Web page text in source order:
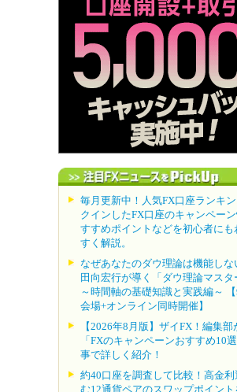
毎月更新中！人気FX口座ランキ
クインしたFX口座のキャンペー
すすめポイントなどを初心者にも
すく解説。
なぜあなたのダウ理論は機能しな
田向宏行が導く「ダウ理論マスタ
～時間軸の基礎知識と実践編～ 【
会場+オンライン同時開催】
【2026年8月版】ザイFX！編集
「FXのキャンペーンおすすめ10
事で詳しく紹介！
約40口座を調査して比較！高金
む12通貨ペアのスワップポイント